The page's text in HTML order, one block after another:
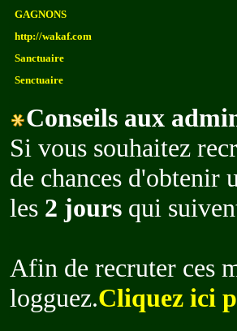
GAGNONS
http://wakaf.com
Sanctuaire
Senctuaire
Conseils aux
Si vous souhaitez
de chances d'obtenir
les 2 jours qui
Afin de recruter ces
logguez.Cliquez ici